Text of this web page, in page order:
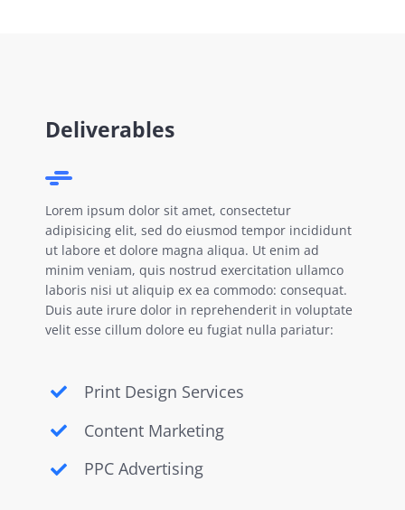
Deliverables
Lorem ipsum dolor sit amet, consectetur
adipisicing elit, sed do eiusmod tempor incididunt
ut labore et dolore magna aliqua. Ut enim ad
minim veniam, quis nostrud exercitation ullamco
laboris nisi ut aliquip ex ea commodo: consequat.
Duis aute irure dolor in reprehenderit in voluptate
velit esse cillum dolore eu fugiat nulla pariatur:
Print Design Services
Content Marketing
PPC Advertising